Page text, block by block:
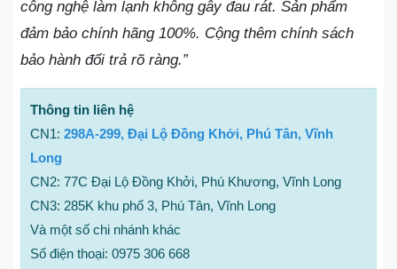
công nghệ làm lạnh không gây đau rát. Sản phẩm
đảm bảo chính hãng 100%. Cộng thêm chính sách
bảo hành đổi trả rõ ràng.”
Thông tin liên hệ
CN1: 298A-299, Đại Lộ Đồng Khởi, Phú Tân, Vĩnh
Long
CN2: 77C Đại Lộ Đồng Khởi, Phú Khương, Vĩnh Long
CN3: 285K khu phố 3, Phú Tân, Vĩnh Long
Và một số chi nhánh khác
Số điện thoại: 0975 306 668